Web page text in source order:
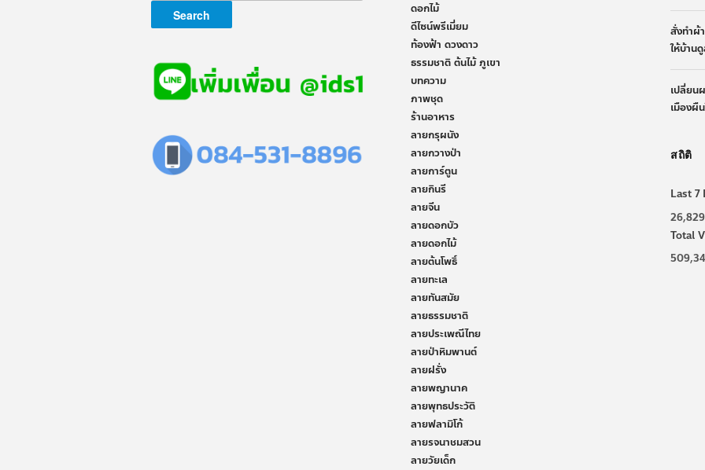
ดอกไม้
ดีไซน์พรีเมี่ยม
ท้องฟ้า ดวงดาว
ธรรมชาติ ต้นไม้ ภูเขา
บทความ
ภาพชุด
ร้านอาหาร
ลายกรุผนัง
ลายกวางป่า
ลายการ์ตูน
ลายกินรี
ลายจีน
ลายดอกบัว
ลายดอกไม้
ลายต้นโพธิ์
ลายทะเล
ลายทันสมัย
ลายธรรมชาติ
ลายประเพณีไทย
ลายป่าหิมพานต์
ลายฝรั่ง
ลายพญานาค
ลายพุทธประวัติ
ลายฟลามิโก้
ลายรจนาชมสวน
ลายวัยเด็ก
สั่งทำผ้
ให้บ้าน
เปลี่ยน
เมืองผื
สถิติ
Last 7
26,829
Total